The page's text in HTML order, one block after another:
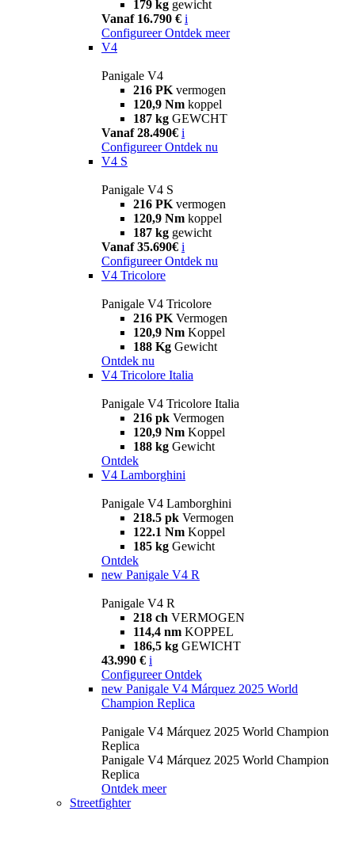
179 kg gewicht
Vanaf 16.790 € i
Configureer Ontdek meer
V4
Panigale V4
216 PK vermogen
120,9 Nm koppel
187 kg GEWCHT
Vanaf 28.490€ i
Configureer Ontdek nu
V4 S
Panigale V4 S
216 PK vermogen
120,9 Nm koppel
187 kg gewicht
Vanaf 35.690€ i
Configureer Ontdek nu
V4 Tricolore
Panigale V4 Tricolore
216 PK Vermogen
120,9 Nm Koppel
188 Kg Gewicht
Ontdek nu
V4 Tricolore Italia
Panigale V4 Tricolore Italia
216 pk Vermogen
120,9 Nm Koppel
188 kg Gewicht
Ontdek
V4 Lamborghini
Panigale V4 Lamborghini
218.5 pk Vermogen
122.1 Nm Koppel
185 kg Gewicht
Ontdek
new Panigale V4 R
Panigale V4 R
218 ch VERMOGEN
114,4 nm KOPPEL
186,5 kg GEWICHT
43.990 € i
Configureer Ontdek
new Panigale V4 Márquez 2025 World
Champion Replica
Panigale V4 Márquez 2025 World Champion
Replica
Panigale V4 Márquez 2025 World Champion
Replica
Ontdek meer
Streetfighter